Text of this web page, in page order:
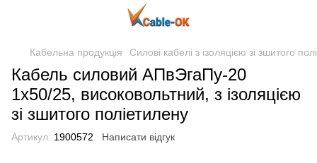
Кабельна продукція Силові кабелі з ізоляцією зі зшитого
Кабель силовий АПвЭгаПу-20
1x50/25, високовольтний, з ізоляцією
зі зшитого поліетилену
Артикул: 1900572 Написати відгук